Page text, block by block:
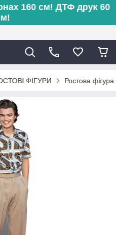
160 см! ДТФ друк 60
ФІГУРИ Ростова